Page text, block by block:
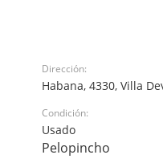
Dirección:
Habana, 4330, Villa
Condición:
Usado
Pelopincho